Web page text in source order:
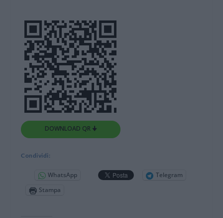
DOWNLOAD QR 🠋
Condividi:
WhatsApp
Telegram
Stampa